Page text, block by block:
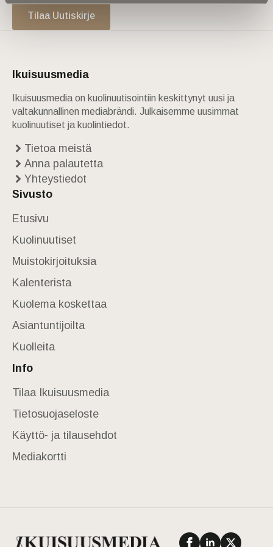
Tilaa Uutiskirje
Ikuisuusmedia
Ikuisuusmedia on kuolinuutisointiin keskittynyt uusi ja
valtakunnallinen mediabrändi. Julkaisemme uusimmat
kuolinuutiset ja kuolintiedot.
Tietoa meistä
Anna palautetta
Yhteystiedot
Sivusto
Etusivu
Kuolinuutiset
Muistokirjoituksia
Kalenterista
Kuolema koskettaa
Asiantuntijoilta
Kuolleita
Info
Tilaa Ikuisuusmedia
Tietosuojaseloste
Käyttö- ja tilausehdot
Mediakortti